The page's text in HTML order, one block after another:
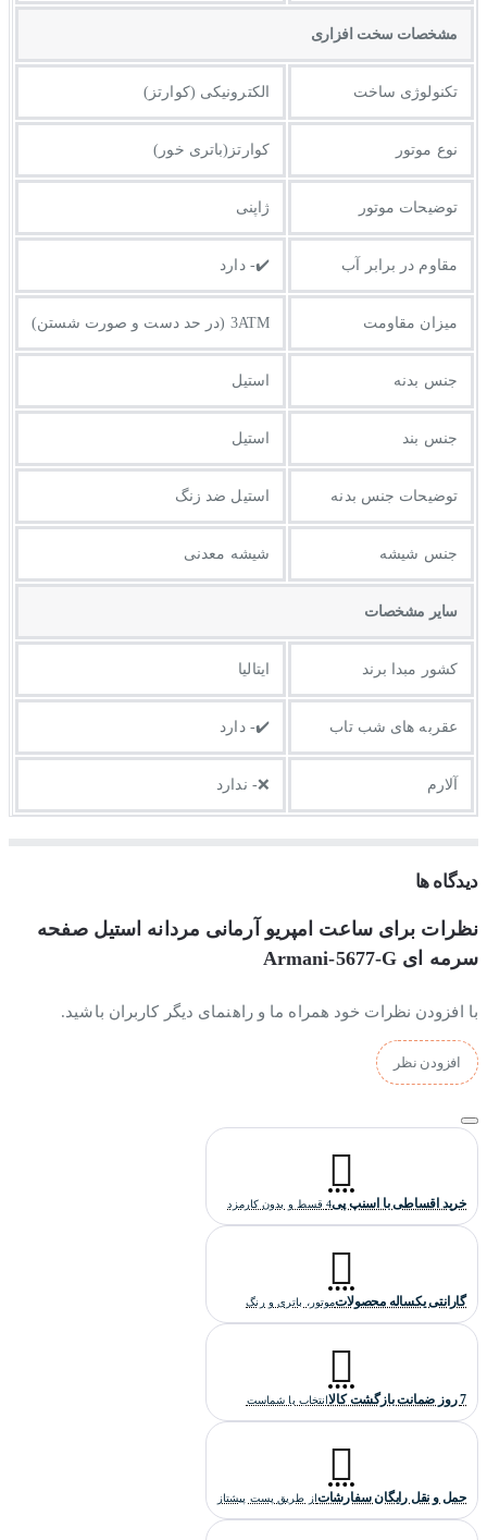
مشخصات سخت افزاری
تکنولوژی ساخت الکترونیکی (کوارتز)
نوع موتور کوارتز(باتری خور)
توضیحات موتور ژاپنی
مقاوم در برابر آب ✔️- دارد
میزان مقاومت 3ATM (در حد دست و صورت شستن)
جنس بدنه استیل
جنس بند استیل
توضيحات جنس بدنه استیل ضد زنگ
جنس شیشه شیشه معدنی
ساير مشخصات
کشور مبدا برند ایتالیا
عقربه های شب تاب ✔️- دارد
آلارم ❌- ندارد
دیدگاه ها
نظرات برای ساعت امپریو آرمانی مردانه استیل صفحه
سرمه ای Armani-5677-G
با افزودن نظرات خود همراه ما و راهنمای دیگر کاربران باشید.
افزودن نظر
خرید اقساطی با اسنپ پی4 قسط و بدون کارمزد
گارانتی یکساله محصولاتموتور، باتری و رنگ
7 روز ضمانت بازگشت کالا انتخاب با شماست
حمل و نقل رایگان سفارشاتاز طریق پست پیشتاز